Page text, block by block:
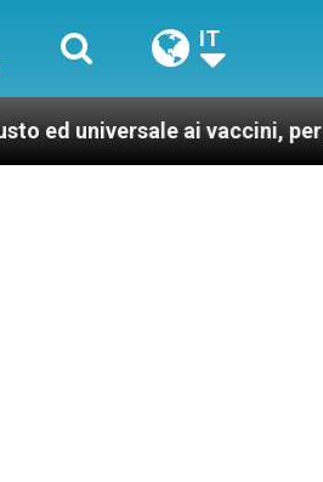
IT
ai vaccini, per un mondo più